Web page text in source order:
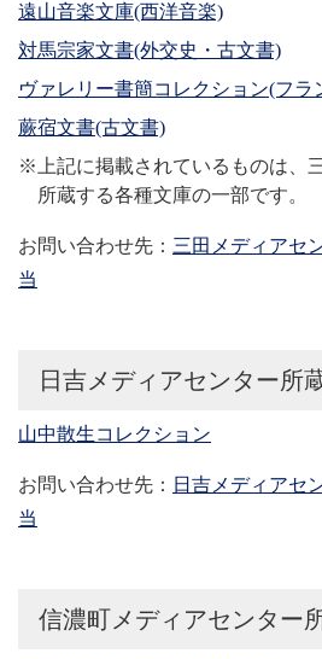
遠山音楽文庫(西洋音楽)
対馬宗家文書(外交史・古文書)
ヴァレリー書簡コレクション(フラ
蕨宿文書(古文書)
※上記に掲載されているものは、
所蔵する各種文庫の一部です。
お問い合わせ先： 三田メディアセ
当
日吉メディアセンター所
山中散生コレクション
お問い合わせ先： 日吉メディアセ
当
信濃町メディアセンター